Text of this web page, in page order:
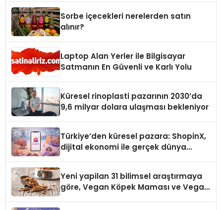
Sorbe içecekleri nerelerden satın
alınır?
Laptop Alan Yerler ile Bilgisayar
Satmanın En Güvenli ve Karlı Yolu
Küresel rinoplasti pazarının 2030’da
9,6 milyar dolara ulaşması bekleniyor
Türkiye’den küresel pazara: ShopinX,
dijital ekonomi ile gerçek dünya
Yeni yapilan 31 bilimsel araştırmaya
göre, Vegan Köpek Maması ve Vegan